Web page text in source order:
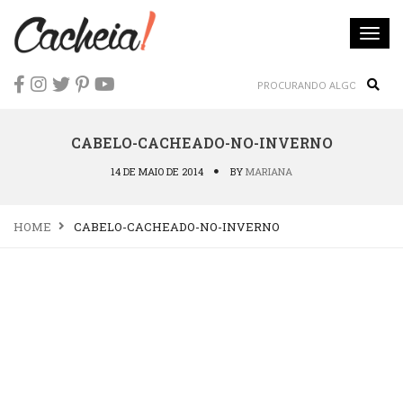
CABELO-CACHEADO-NO-INVERNO
14 DE MAIO DE 2014 BY MARIANA
HOME CABELO-CACHEADO-NO-INVERNO